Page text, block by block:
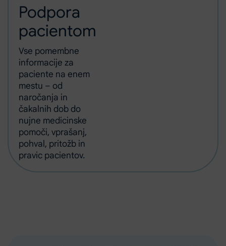
Podpora
pacientom
Vse pomembne
informacije za
paciente na enem
mestu – od
naročanja in
čakalnih dob do
nujne medicinske
pomoči, vprašanj,
pohval, pritožb in
pravic pacientov.